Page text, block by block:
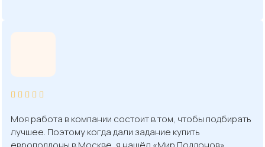
Моя работа в компании состоит в том, чтобы подбирать
лучшее. Поэтому когда дали задание купить